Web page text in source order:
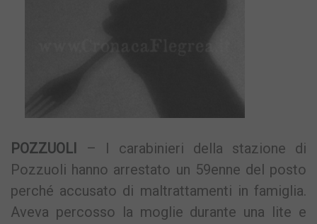
POZZUOLI
– I carabinieri della stazione di
Pozzuoli hanno arrestato un 59enne del posto
perché accusato di maltrattamenti in famiglia.
Aveva percosso la moglie durante una lite e